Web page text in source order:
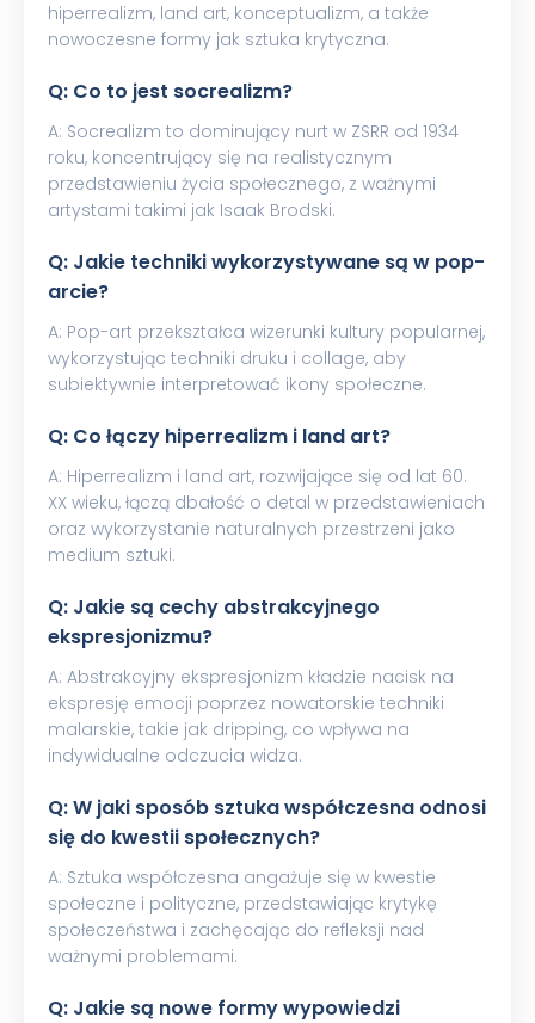
hiperrealizm, land art, konceptualizm, a także
nowoczesne formy jak sztuka krytyczna.
Q: Co to jest socrealizm?
A: Socrealizm to dominujący nurt w ZSRR od 1934
roku, koncentrujący się na realistycznym
przedstawieniu życia społecznego, z ważnymi
artystami takimi jak Isaak Brodski.
Q: Jakie techniki wykorzystywane są w pop-
arcie?
A: Pop-art przekształca wizerunki kultury popularnej,
wykorzystując techniki druku i collage, aby
subiektywnie interpretować ikony społeczne.
Q: Co łączy hiperrealizm i land art?
A: Hiperrealizm i land art, rozwijające się od lat 60.
XX wieku, łączą dbałość o detal w przedstawieniach
oraz wykorzystanie naturalnych przestrzeni jako
medium sztuki.
Q: Jakie są cechy abstrakcyjnego
ekspresjonizmu?
A: Abstrakcyjny ekspresjonizm kładzie nacisk na
ekspresję emocji poprzez nowatorskie techniki
malarskie, takie jak dripping, co wpływa na
indywidualne odczucia widza.
Q: W jaki sposób sztuka współczesna odnosi
się do kwestii społecznych?
A: Sztuka współczesna angażuje się w kwestie
społeczne i polityczne, przedstawiając krytykę
społeczeństwa i zachęcając do refleksji nad
ważnymi problemami.
Q: Jakie są nowe formy wypowiedzi